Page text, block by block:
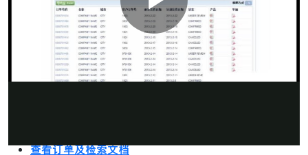
播
OCS 导览
新建订单
创建基于合同的订单
建立订单模板
查看订单及检索文档